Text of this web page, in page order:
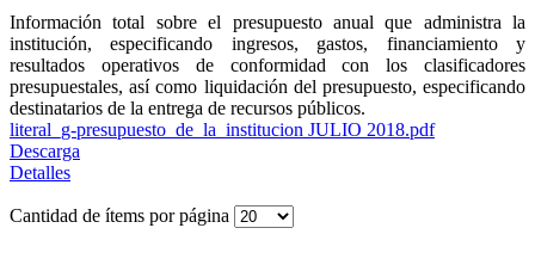
Información total sobre el presupuesto anual que administra la
institución, especificando ingresos, gastos, financiamiento y
resultados operativos de conformidad con los clasificadores
presupuestales, así como liquidación del presupuesto, especificando
destinatarios de la entrega de recursos públicos.
literal_g-presupuesto_de_la_institucion JULIO 2018.pdf
Descarga
Detalles
Cantidad de ítems por página